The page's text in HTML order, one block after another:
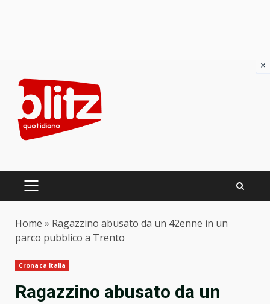
content
PRIMARY
Home » Ragazzino abusato da un 42enne in un
parco pubblico a Trento
Cronaca Italia
Ragazzino abusato da un
×